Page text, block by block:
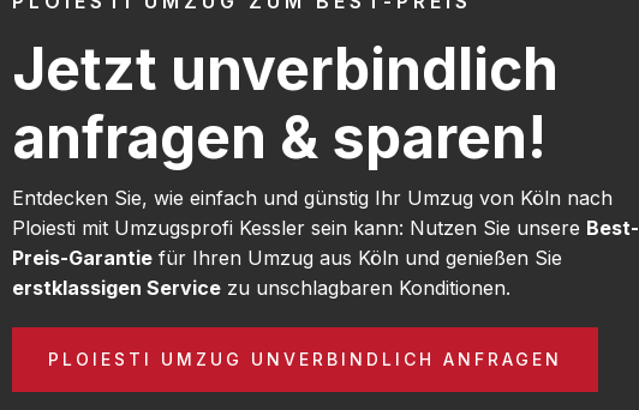
Jetzt unverbindlich
anfragen & sparen!
Entdecken Sie, wie einfach und günstig Ihr Umzug von Köln nach
Ploiesti mit Umzugsprofi Kessler sein kann: Nutzen Sie unsere Best-
Preis-Garantie für Ihren Umzug aus Köln und genießen Sie
erstklassigen Service zu unschlagbaren Konditionen.
PLOIESTI UMZUG UNVERBINDLICH ANFRAGEN